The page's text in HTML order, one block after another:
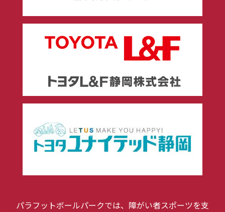
パラフットボールパークでは、障がい者スポーツを支